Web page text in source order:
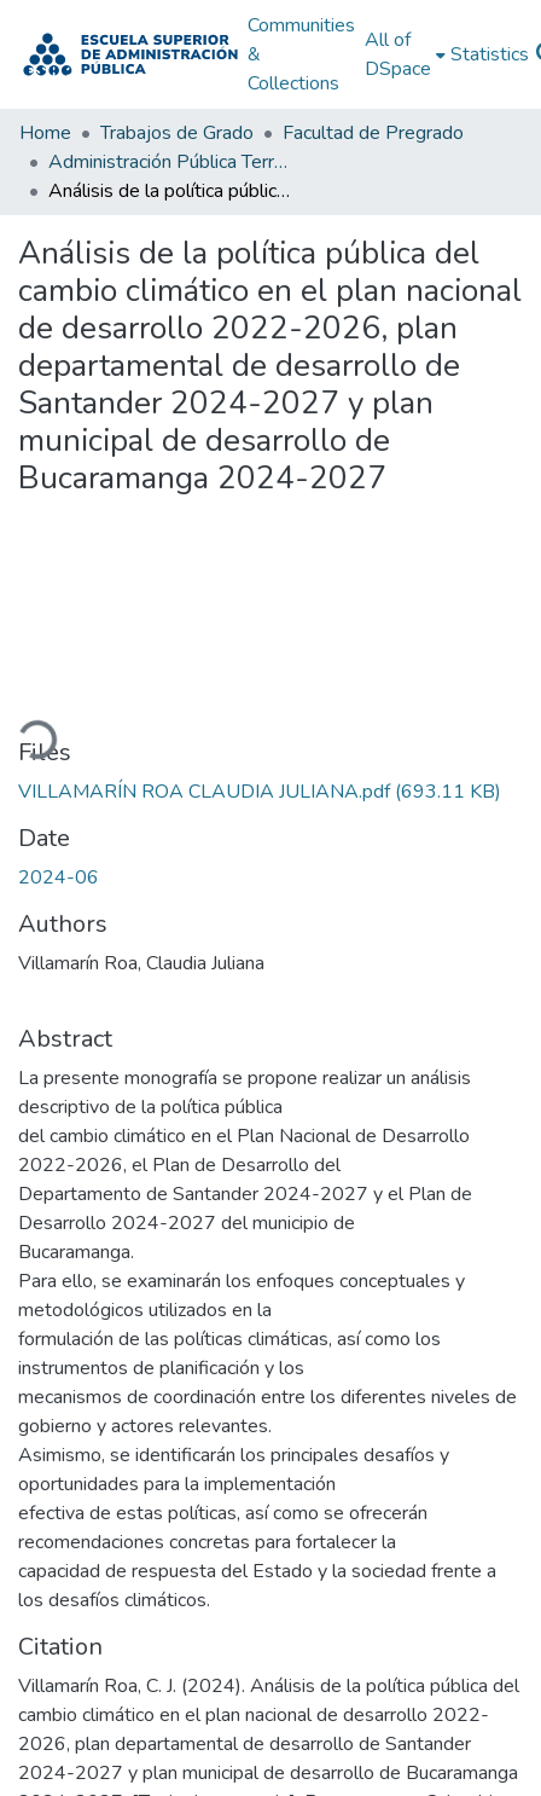
Communities
&
Collections
All of
DSpace
Statistics
Home Trabajos de Grado
Facultad de Pregrado
Administración Pública Territorial (APT)
Análisis de la política pública del cambio climático en el plan nacional de desarrollo 2022-2026, plan departamental de desarrollo de Santander 2024-2027 y plan municipal de desarrollo de Bucaramanga 2024-2027
Análisis de la política pública del
cambio climático en el plan nacional
de desarrollo 2022-2026, plan
departamental de desarrollo de
Santander 2024-2027 y plan
municipal de desarrollo de
Bucaramanga 2024-2027
Files
VILLAMARÍN ROA CLAUDIA JULIANA.pdf(693.11 KB)
Date
2024-06
Authors
Villamarín Roa, Claudia Juliana
Abstract
La presente monografía se propone realizar un análisis
descriptivo de la política pública
del cambio climático en el Plan Nacional de Desarrollo
2022-2026, el Plan de Desarrollo del
Departamento de Santander 2024-2027 y el Plan de
Desarrollo 2024-2027 del municipio de
Bucaramanga.
Para ello, se examinarán los enfoques conceptuales y
metodológicos utilizados en la
formulación de las políticas climáticas, así como los
instrumentos de planificación y los
mecanismos de coordinación entre los diferentes niveles de
gobierno y actores relevantes.
Asimismo, se identificarán los principales desafíos y
oportunidades para la implementación
efectiva de estas políticas, así como se ofrecerán
recomendaciones concretas para fortalecer la
capacidad de respuesta del Estado y la sociedad frente a
los desafíos climáticos.
Citation
Villamarín Roa, C. J. (2024). Análisis de la política pública del
cambio climático en el plan nacional de desarrollo 2022-
2026, plan departamental de desarrollo de Santander
2024-2027 y plan municipal de desarrollo de Bucaramanga